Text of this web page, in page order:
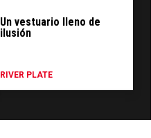
Un vestuario lleno de
ilusión
RIVER PLATE